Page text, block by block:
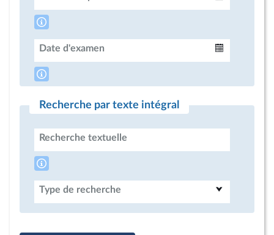
Date d'examen
Recherche par texte intégral
Recherche textuelle
Type de recherche